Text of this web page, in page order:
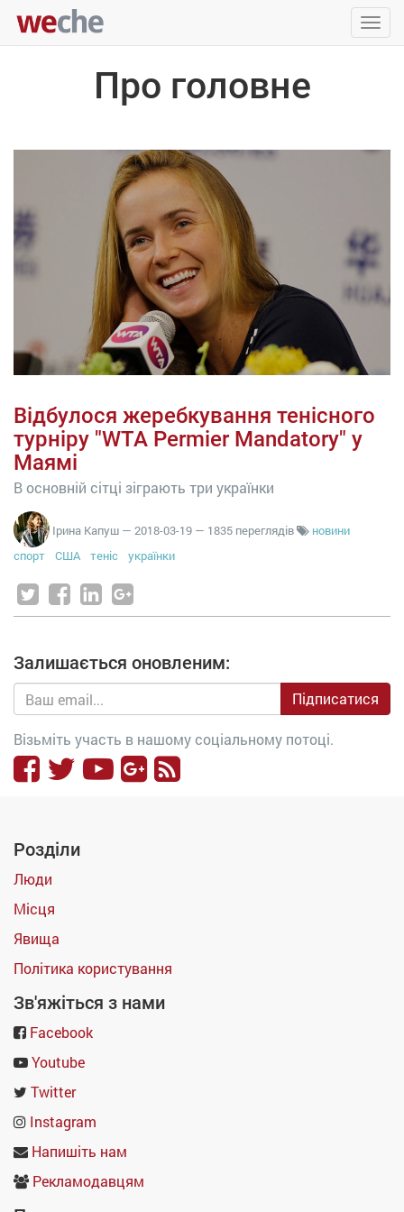
Про головне
Відбулося жеребкування тенісного
турніру "WTA Permier Mandatory" у
Маямі
В основній сітці зіграють три українки
Ірина Капуш — 2018-03-19 — 1835 переглядів
новини
спорт
США теніс українки
Залишається оновленим:
Підписатися
Візьміть участь в нашому соціальному потоці.
Розділи
Люди
Місця
Явища
Політика користування
Зв'яжіться з нами
Facebook
Youtube
Twitter
Instagram
Напишіть нам
Рекламодавцям